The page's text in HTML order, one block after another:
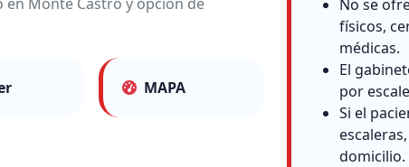
MAPA
No se
físicos,
médicas.
El
por
Si el
domicilio.